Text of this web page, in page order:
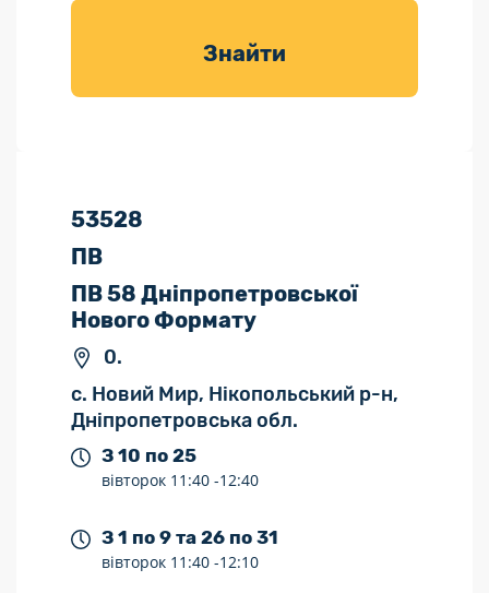
товарів для
Знайти
53528
ПВ
ПВ 58 Дніпропетровської
Нового Формату
0.
с. Новий Мир, Нікопольський р-н,
Дніпропетровська обл.
З 10 по 25
вівторок 11:40 -12:40
З 1 по 9 та 26 по 31
вівторок 11:40 -12:10